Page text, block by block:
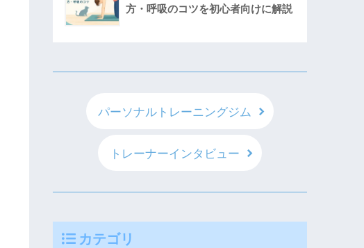
方・呼吸のコツを初心者向けに解説
パーソナルトレーニングジム
トレーナーインタビュー
カテゴリ